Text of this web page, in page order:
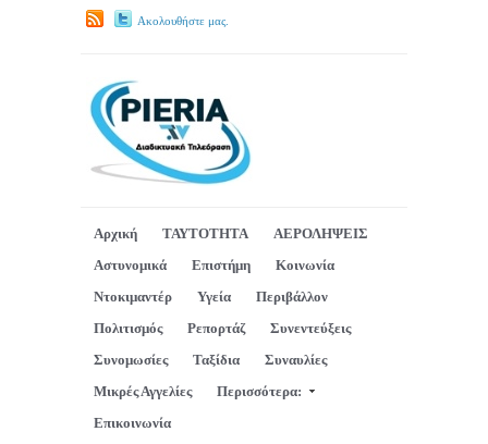
Ακολουθήστε μας.
Αρχική ΤΑΥΤΟΤΗΤΑ
ΑΕΡΟΛΗΨΕΙΣ
Αστυνομικά
Επιστήμη
Κοινωνία
Ντοκιμαντέρ
Υγεία
Περιβάλλον
Πολιτισμός
Ρεπορτάζ
Συνεντεύξεις
Συνομωσίες
Ταξίδια
Συναυλίες
Μικρές Αγγελίες
Περισσότερα:
Επικοινωνία